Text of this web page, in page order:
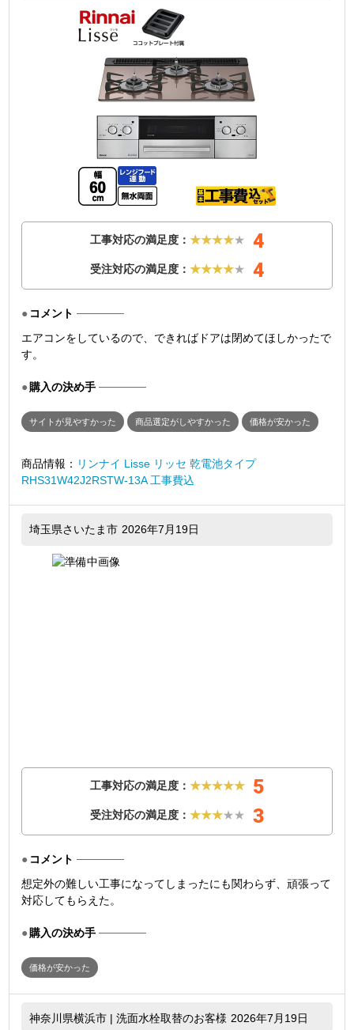
工事対応の満足度： ★★★★★ 4
受注対応の満足度： ★★★★★ 4
コメント
エアコンをしているので、できればドアは閉めてほしかったで
す。
購入の決め手
サイトが見やすかった 商品選定がしやすかった 価格が安かった
商品情報： リンナイ Lisse リッセ 乾電池タイプ
RHS31W42J2RSTW-13A 工事費込
埼玉県さいたま市 2026年7月19日
工事対応の満足度： ★★★★★ 5
受注対応の満足度： ★★★★★ 3
コメント
想定外の難しい工事になってしまったにも関わらず、頑張って
対応してもらえた。
購入の決め手
価格が安かった
神奈川県横浜市 | 洗面水栓取替のお客様 2026年7月19日